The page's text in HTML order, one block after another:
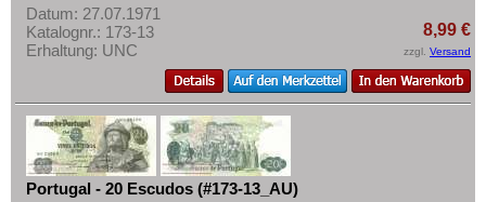
Datum: 27.07.1971
Katalognr.: 173-13
Erhaltung: UNC
8,99 €
zzgl. Versand
Portugal - 20 Escudos (#173-13_AU)